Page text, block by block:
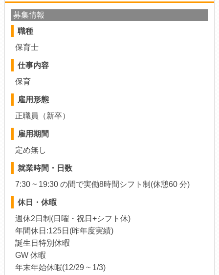
募集情報
職種
保育士
仕事内容
保育
雇用形態
正職員（新卒）
雇用期間
定め無し
就業時間・日数
7:30 ~ 19:30 の間で実働8時間シフト制(休憩60 分)
休日・休暇
週休2日制(日曜・祝日+シフト休)
年間休日:125日(昨年度実績)
誕生日特別休暇
GW 休暇
年末年始休暇(12/29 ~ 1/3)